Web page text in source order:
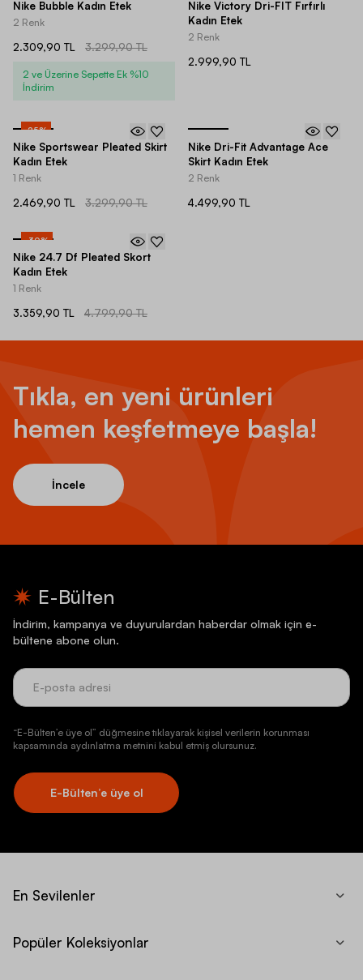
Nike Bubble Kadın Etek
2 Renk
2.309,90 TL 3.299,90 TL
2 ve Üzerine Sepette Ek %10
İndirim
Nike Victory Dri-FIT Fırfırlı
Kadın Etek
2 Renk
2.999,90 TL
-25%
Nike Sportswear Pleated Skirt
Kadın Etek
1 Renk
2.469,90 TL 3.299,90 TL
Nike Dri-Fit Advantage Ace
Skirt Kadın Etek
2 Renk
4.499,90 TL
-30%
Nike 24.7 Df Pleated Skort
Kadın Etek
1 Renk
3.359,90 TL 4.799,90 TL
Tıkla, en yeni ürünleri
hemen keşfetmeye başla!
İncele
E-Bülten
İndirim, kampanya ve duyurulardan haberdar olmak için e-
bültene abone olun.
“E-Bülten’e üye ol” düğmesine tıklayarak kişisel verilerin korunması
kapsamında aydınlatma metnini kabul etmiş olursunuz.
E-Bülten’e üye ol
En Sevilenler
Popüler Koleksiyonlar